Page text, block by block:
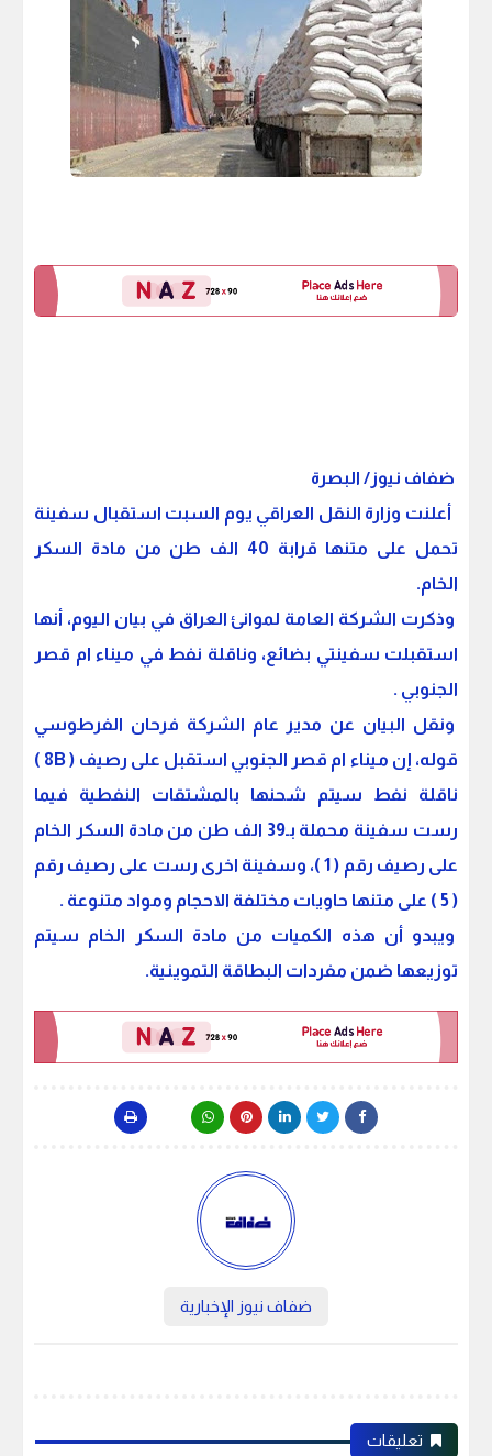
ضفاف نيوز/ البصرة
أعلنت وزارة النقل العراقي يوم السبت استقبال سفينة
تحمل على متنها قرابة 40 الف طن من مادة السكر
الخام.
وذكرت الشركة العامة لموانئ العراق في بيان اليوم، أنها
استقبلت سفينتي بضائع، وناقلة نفط في ميناء ام قصر
الجنوبي .
ونقل البيان عن مدير عام الشركة فرحان الفرطوسي
قوله، إن ميناء ام قصر الجنوبي استقبل على رصيف ( 8B )
ناقلة نفط سيتم شحنها بالمشتقات النفطية فيما
رست سفينة محملة بـ39 الف طن من مادة السكر الخام
على رصيف رقم ( 1 )، وسفينة اخرى رست على رصيف رقم
( 5 ) على متنها حاويات مختلفة الاحجام ومواد متنوعة .
ويبدو أن هذه الكميات من مادة السكر الخام سيتم
توزيعها ضمن مفردات البطاقة التموينية.
ضفاف نيوز الإخبارية
تعليقات